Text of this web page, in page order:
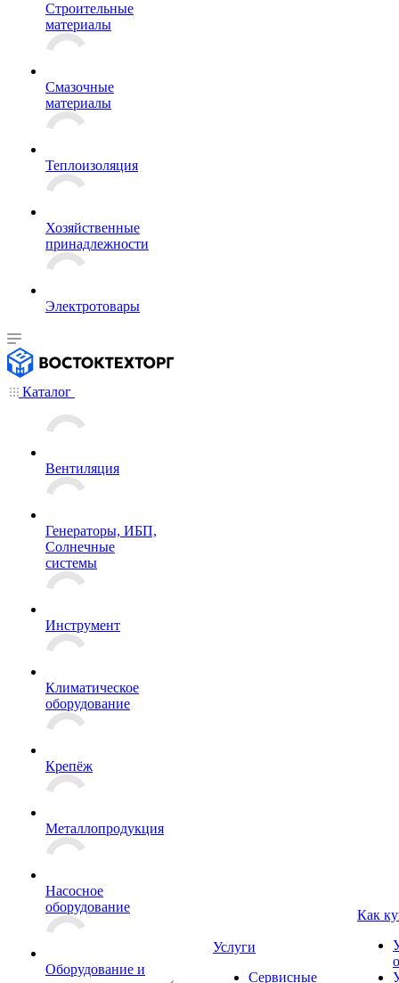
Строительные
материалы
Смазочные
материалы
Теплоизоляция
Хозяйственные
принадлежности
Электротовары
Каталог
Вентиляция
Генераторы, ИБП,
Солнечные
системы
Инструмент
Климатическое
оборудование
Крепёж
Металлопродукция
Насосное
оборудование
Оборудование и
Услуги
Сервисные
Как